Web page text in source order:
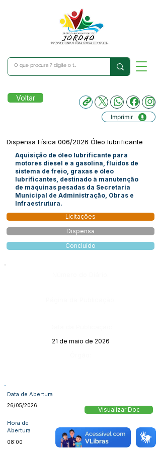
Voltar
Imprimir
Dispensa Física 006/2026 Óleo lubrificante
Aquisição de óleo lubrificante para
motores diesel e a gasolina, fluidos de
sistema de freio, graxas e óleo
lubrificantes, destinado à manutenção
de máquinas pesadas da Secretaria
Municipal de Administração, Obras e
Infraestrutura.
Licitações
Dispensa
Concluído
21 de maio de 2026
Data de Abertura
26/05/2026
Visualizar Doc
Hora de
Abertura
08:00